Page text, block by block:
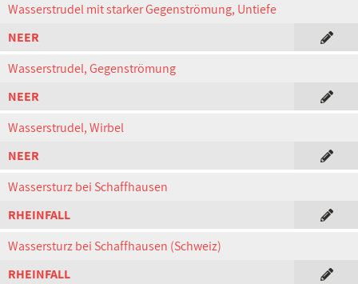
Wasserstrudel mit starker Gegenströmung, Untiefe
NEER
Wasserstrudel, Gegenströmung
NEER
Wasserstrudel, Wirbel
NEER
Wassersturz bei Schaffhausen
RHEINFALL
Wassersturz bei Schaffhausen (Schweiz)
RHEINFALL